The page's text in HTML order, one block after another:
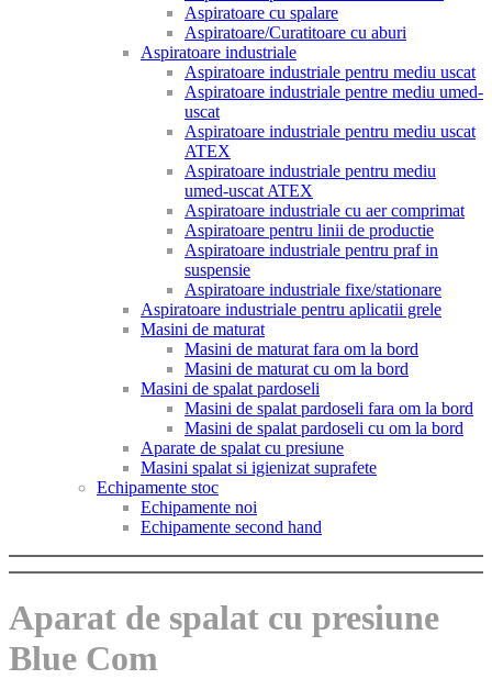
Aspiratoare cu spalare
Aspiratoare/Curatitoare cu aburi
Aspiratoare industriale
Aspiratoare industriale pentru mediu uscat
Aspiratoare industriale pentre mediu umed-
uscat
Aspiratoare industriale pentru mediu uscat
ATEX
Aspiratoare industriale pentru mediu
umed-uscat ATEX
Aspiratoare industriale cu aer comprimat
Aspiratoare pentru linii de productie
Aspiratoare industriale pentru praf in
suspensie
Aspiratoare industriale fixe/stationare
Aspiratoare industriale pentru aplicatii grele
Masini de maturat
Masini de maturat fara om la bord
Masini de maturat cu om la bord
Masini de spalat pardoseli
Masini de spalat pardoseli fara om la bord
Masini de spalat pardoseli cu om la bord
Aparate de spalat cu presiune
Masini spalat si igienizat suprafete
Echipamente stoc
Echipamente noi
Echipamente second hand
Aparat de spalat cu presiune
Blue Com